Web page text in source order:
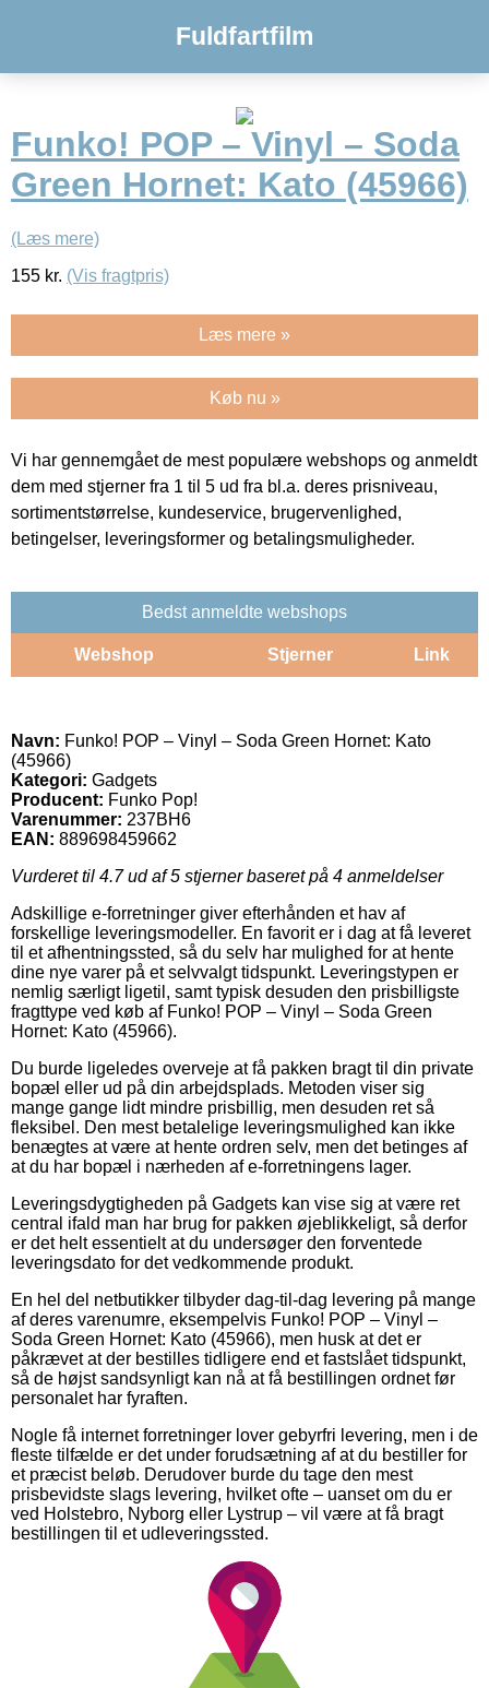
Fuldfartfilm
Funko! POP – Vinyl – Soda
Green Hornet: Kato (45966)
(Læs mere)
155 kr. (Vis fragtpris)
Læs mere »
Køb nu »
Vi har gennemgået de mest populære webshops og anmeldt
dem med stjerner fra 1 til 5 ud fra bl.a. deres prisniveau,
sortimentstørrelse, kundeservice, brugervenlighed,
betingelser, leveringsformer og betalingsmuligheder.
Bedst anmeldte webshops
Webshop Stjerner Link
Navn: Funko! POP – Vinyl – Soda Green Hornet: Kato
(45966)
Kategori: Gadgets
Producent: Funko Pop!
Varenummer: 237BH6
EAN: 889698459662
Vurderet til 4.7ud af 5 stjerner baseret på 4 anmeldelser
Adskillige e-forretninger giver efterhånden et hav af
forskellige leveringsmodeller. En favorit er i dag at få leveret
til et afhentningssted, så du selv har mulighed for at hente
dine nye varer på et selvvalgt tidspunkt. Leveringstypen er
nemlig særligt ligetil, samt typisk desuden den prisbilligste
fragttype ved køb af Funko! POP – Vinyl – Soda Green
Hornet: Kato (45966).
Du burde ligeledes overveje at få pakken bragt til din private
bopæl eller ud på din arbejdsplads. Metoden viser sig
mange gange lidt mindre prisbillig, men desuden ret så
fleksibel. Den mest betalelige leveringsmulighed kan ikke
benægtes at være at hente ordren selv, men det betinges af
at du har bopæl i nærheden af e-forretningens lager.
Leveringsdygtigheden på Gadgets kan vise sig at være ret
central ifald man har brug for pakken øjeblikkeligt, så derfor
er det helt essentielt at du undersøger den forventede
leveringsdato for det vedkommende produkt.
En hel del netbutikker tilbyder dag-til-dag levering på mange
af deres varenumre, eksempelvis Funko! POP – Vinyl –
Soda Green Hornet: Kato (45966), men husk at det er
påkrævet at der bestilles tidligere end et fastslået tidspunkt,
så de højst sandsynligt kan nå at få bestillingen ordnet før
personalet har fyraften.
Nogle få internet forretninger lover gebyrfri levering, men i de
fleste tilfælde er det under forudsætning af at du bestiller for
et præcist beløb. Derudover burde du tage den mest
prisbevidste slags levering, hvilket ofte – uanset om du er
ved Holstebro, Nyborg eller Lystrup – vil være at få bragt
bestillingen til et udleveringssted.